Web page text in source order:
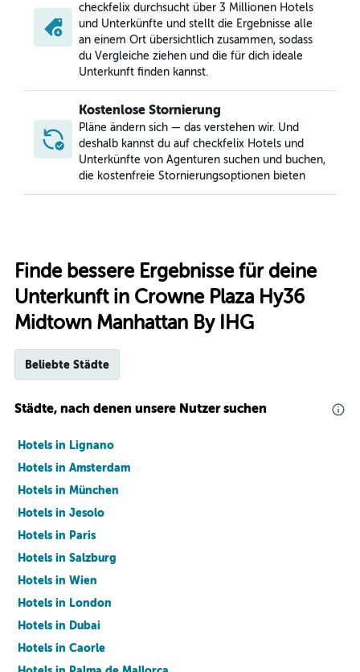
checkfelix durchsucht über 3 Millionen Hotels
und Unterkünfte und stellt die Ergebnisse alle
an einem Ort übersichtlich zusammen, sodass
du Vergleiche ziehen und die für dich ideale
Unterkunft finden kannst.
Kostenlose Stornierung
Pläne ändern sich — das verstehen wir. Und
deshalb kannst du auf checkfelix Hotels und
Unterkünfte von Agenturen suchen und buchen,
die kostenfreie Stornierungsoptionen bieten
Finde bessere Ergebnisse für deine
Unterkunft in Crowne Plaza Hy36
Midtown Manhattan By IHG
Beliebte Städte
Städte, nach denen unsere Nutzer suchen
Hotels in Lignano
Hotels in Amsterdam
Hotels in München
Hotels in Jesolo
Hotels in Paris
Hotels in Salzburg
Hotels in Wien
Hotels in London
Hotels in Dubai
Hotels in Caorle